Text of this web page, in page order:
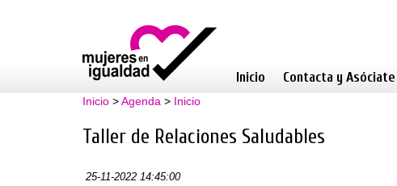
Inicio Contacta y Asóciate
Inicio >Agenda > Inicio
Taller de Relaciones Saludables
25-11-2022 14:45:00